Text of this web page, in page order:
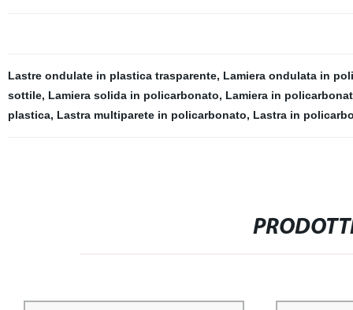
Lastre ondulate in plastica trasparente, Lamiera ondulata in
sottile, Lamiera solida in policarbonato, Lamiera in
plastica, Lastra multiparete in policarbonato, Lastra in